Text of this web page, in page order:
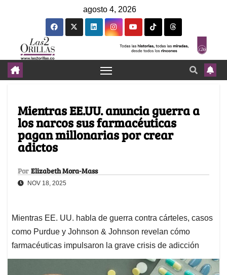
agosto 4, 2026
Mientras EE.UU. anuncia guerra a
los narcos sus farmacéuticas
pagan millonarias por crear
adictos
Por Elizabeth Mora-Mass
NOV 18, 2025
Mientras EE. UU. habla de guerra contra cárteles, casos
como Purdue y Johnson & Johnson revelan cómo
farmacéuticas impulsaron la grave crisis de adicción